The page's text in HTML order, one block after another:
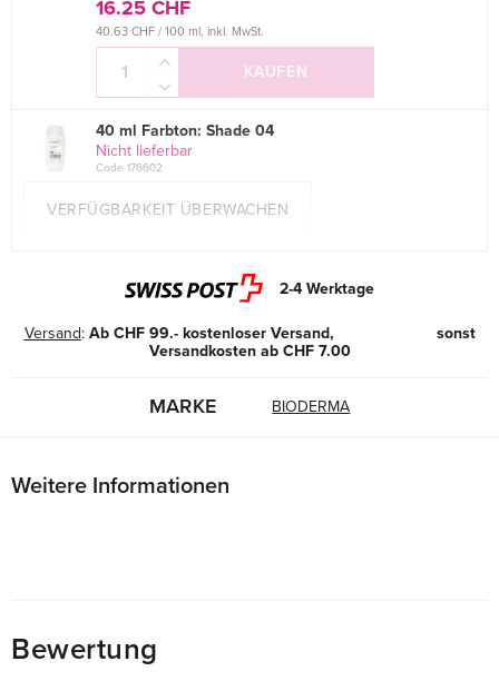
16.25 CHF
40.63 CHF / 100 ml, inkl. MwSt.
KAUFEN
40 ml Farbton: Shade 04
Nicht lieferbar
Code 176602
VERFÜGBARKEIT ÜBERWACHEN
2-4 Werktage
Versand: Ab CHF 99.- kostenloser Versand, sonst
Versandkosten ab CHF 7.00
MARKE BIODERMA
Weitere Informationen
Bewertung